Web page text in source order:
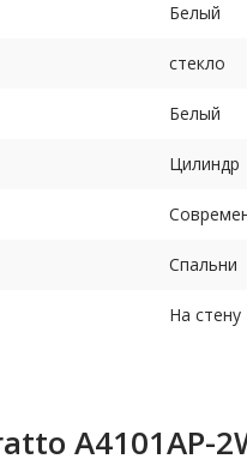
Белый
стекло
Белый
Цилиндр
Спальни
На стену
A4101AP-